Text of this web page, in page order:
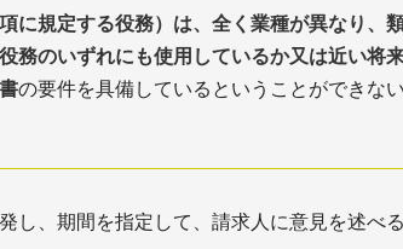
に規定する役務）は、全く業種が異なり、
務のいずれにも使用しているか又は近い将
の要件を具備しているということができない
、期間を指定して、請求人に意見を述べる